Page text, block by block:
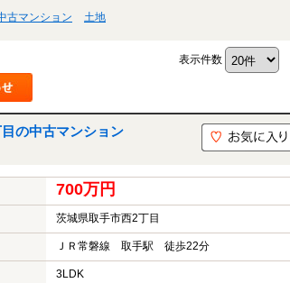
古マンション 土地
表示件数
の中古マンション
700万円
茨城県取手市西2丁目
ＪＲ常磐線 取手駅 徒歩22分
3LDK